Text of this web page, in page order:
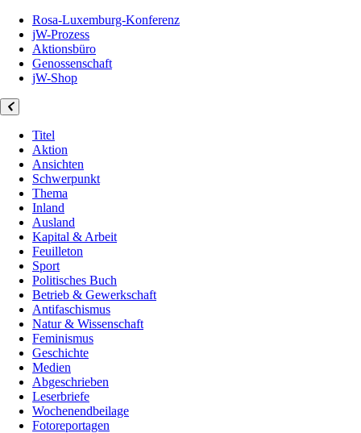
Rosa-Luxemburg-Konferenz
jW-Prozess
Aktionsbüro
Genossenschaft
jW-Shop
Titel
Aktion
Ansichten
Schwerpunkt
Thema
Inland
Ausland
Kapital & Arbeit
Feuilleton
Sport
Politisches Buch
Betrieb & Gewerkschaft
Antifaschismus
Natur & Wissenschaft
Feminismus
Geschichte
Medien
Abgeschrieben
Leserbriefe
Wochenendbeilage
Fotoreportagen